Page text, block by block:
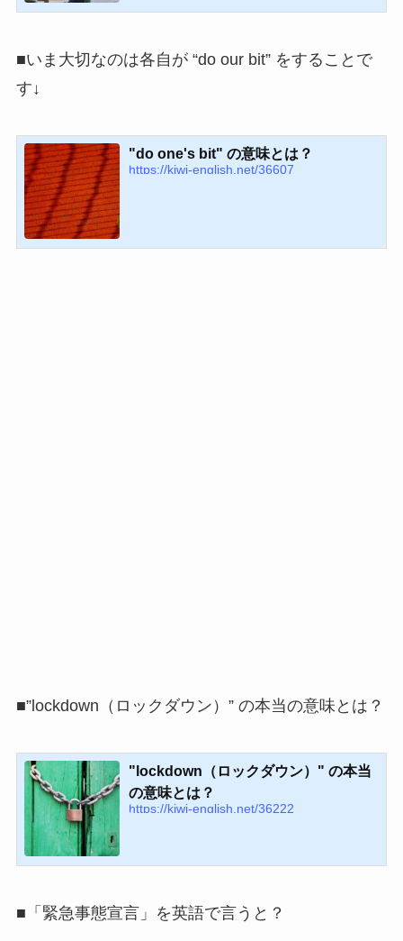
■いま大切なのは各自が “do our bit” をすることで
す↓
"do one's bit" の意味とは？
https://kiwi-english.net/36607
■”lockdown（ロックダウン）” の本当の意味とは？
"lockdown（ロックダウン）" の本当
の意味とは？
https://kiwi-english.net/36222
■「緊急事態宣言」を英語で言うと？